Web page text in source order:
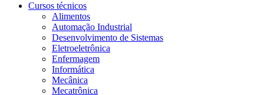
Cursos técnicos
Alimentos
Automação Industrial
Desenvolvimento de Sistemas
Eletroeletrônica
Enfermagem
Informática
Mecânica
Mecatrônica